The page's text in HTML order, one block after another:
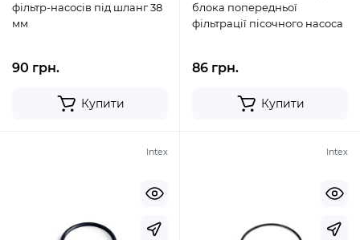
фільтр-насосів під шланг 38
мм
90 грн.
Купити
блока попередньої
фільтрації пісочного насоса
86 грн.
Купити
Intex Intex